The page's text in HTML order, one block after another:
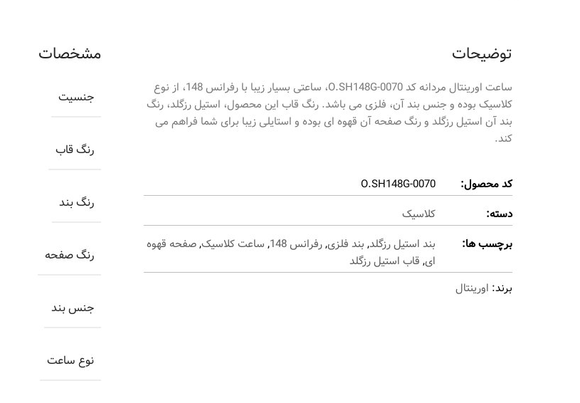
توضیحات
ساعت اورینتال مردانه کد O.SH148G-0070، ساعتی بسیار زیبا با رفرانس 148، از نوع
کلاسیک بوده و جنس بند آن، فلزی می باشد. رنگ قاب این محصول، استیل رزگلد، رنگ
بند آن استیل رزگلد و رنگ صفحه آن قهوه ای بوده و استایلی زیبا برای شما فراهم می
کند.
کد محصول:
O.SH148G-0070
دسته:
کلاسیک
برچسب ها:
بند استیل رزگلد, بند فلزی,رفرانس 148 , ساعت کلاسیک,صفحه قهوه
ای, قاب استیل رزگلد
برند: اورینتال
مشخصات
جنسیت
رنگ قاب
رنگ بند
رنگ صفحه
جنس بند
نوع ساعت